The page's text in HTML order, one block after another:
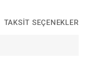
TAKSIT SEÇENEKLERI